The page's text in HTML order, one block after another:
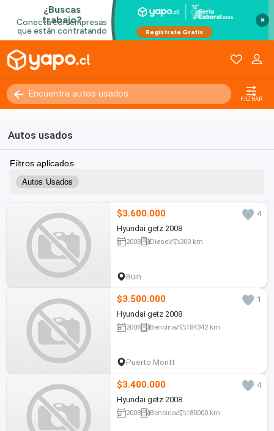
×
FILTRAR
Autos usados
Filtros aplicados
Autos Usados
$3.600.000
4
Hyundai getz 2008
2008 Diesel 300 km
Buin
$3.500.000
1
Hyundai getz 2008
2008 Bencina 184342 km
Puerto Montt
$3.400.000
4
Hyundai getz 2008
2008 Bencina 180000 km